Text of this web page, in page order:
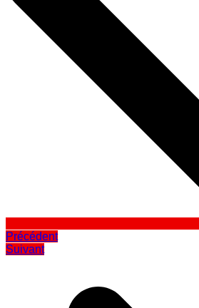
Précédent
Suivant